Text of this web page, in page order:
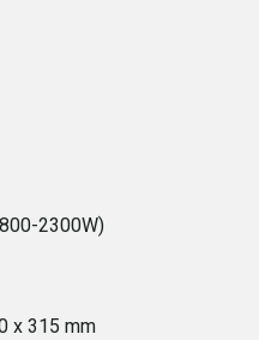
2300W)
x 315 mm